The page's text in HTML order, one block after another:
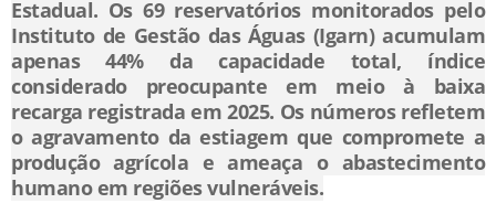
Estadual. Os 69 reservatórios monitorados pelo
Instituto de Gestão das Águas (Igarn) acumulam
apenas 44% da capacidade total, índice
considerado preocupante em meio à baixa
recarga registrada em 2025. Os números refletem
o agravamento da estiagem que compromete a
produção agrícola e ameaça o abastecimento
humano em regiões vulneráveis.